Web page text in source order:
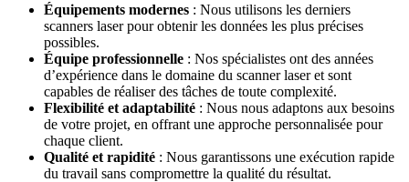
Équipements modernes : Nous utilisons les derniers
scanners laser pour obtenir les données les plus précises
possibles.
Équipe professionnelle : Nos spécialistes ont des années
d’expérience dans le domaine du scanner laser et sont
capables de réaliser des tâches de toute complexité.
Flexibilité et adaptabilité : Nous nous adaptons aux besoins
de votre projet, en offrant une approche personnalisée pour
chaque client.
Qualité et rapidité : Nous garantissons une exécution rapide
du travail sans compromettre la qualité du résultat.